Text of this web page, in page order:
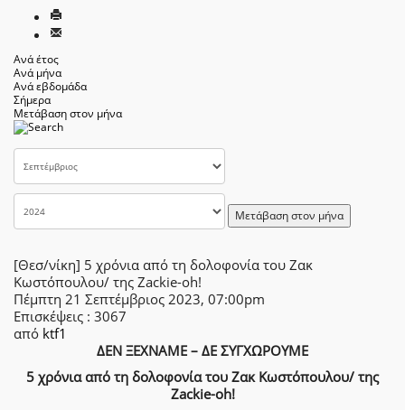
Ανά έτος
Ανά μήνα
Ανά εβδομάδα
Σήμερα
Μετάβαση στον μήνα
Μετάβαση στον μήνα
[Θεσ/νίκη] 5 χρόνια από τη δολοφονία του Ζακ
Κωστόπουλου/ της Zackie-oh!
Πέμπτη 21 Σεπτέμβριος 2023, 07:00pm
Επισκέψεις : 3067
από ktf1
ΔΕΝ ΞΕΧΝΑΜΕ – ΔΕ ΣΥΓΧΩΡΟΥΜΕ
5 χρόνια από τη δολοφονία του Ζακ Κωστόπουλου/ της
Zackie-oh!